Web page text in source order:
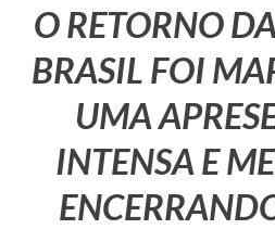
O RETORNO
BRASIL FOI
UMA
INTENSA E